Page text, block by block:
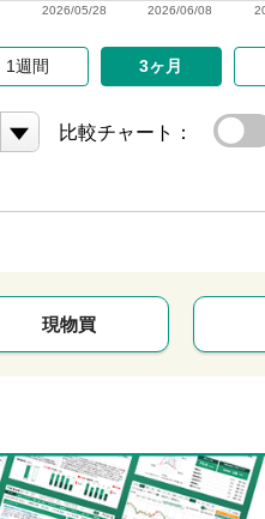
2026/06/08
2026/05/28
1週間 3ヶ月
比較チャート：
現物買